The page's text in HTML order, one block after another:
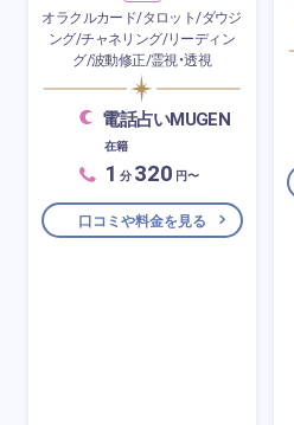
オラクルカード/タロット/ダウジ
ング/チャネリング/リーディン
グ/波動修正/霊視・透視
電話占いMUGEN
在籍
1 分 320 円〜
口コミや料金を見る